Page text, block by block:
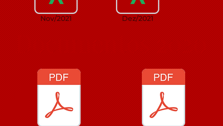
Nov/2021 Dez/2021
Documentos 2020